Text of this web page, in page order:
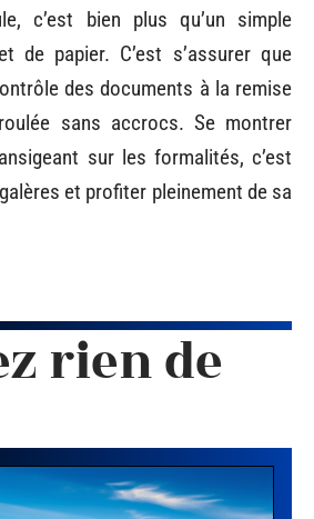
c’est bien plus qu’un simple
de papier. C’est s’assurer que
des documents à la remise
sans accrocs. Se montrer
sur les formalités, c’est
et profiter pleinement de sa
rien de